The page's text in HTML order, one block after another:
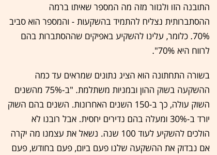
התובנה הזו ולגזור מזה מה המספר שאיתו ברמה
ההסתברותית נצליח להתמיד בהשקעות - והמספר הוא סביב
70%. כלומר, עלינו להשקיע באפיקים שההסתברות בהם
לרווח היא 70%".
בשורה התחתונה הוא הציג נתונים שמראים עד כמה
ההשקעה בשוק ההון ובמניות משתלמת. "ב-75% מהשנים
השוק עולה, כך ב-150 השנים האחרונות. השנים בהם השוק
יורד ב-30% ומעלה בהם נדירים יחסית. אבל רובנו לא
הולכים להשקיע לעוד 100 שנה. נשאל את עצמנו מה יקרה
אם נבדוק את ההשקעה שלנו פעם ביום, פעם בחודש, פעם